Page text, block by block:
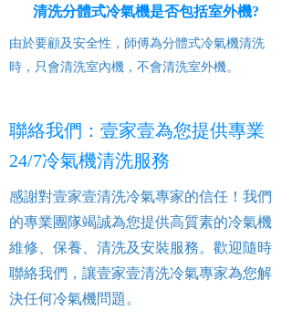
清洗分體式冷氣機是否包括室外機?
由於要顧及安全性，師傅為分體式冷氣機清洗
時，只會清洗室內機，不會清洗室外機。
聯絡我們：壹家壹為您提供專業
24/7冷氣機清洗服務
感謝對壹家壹清洗冷氣專家的信任！我們
的專業團隊竭誠為您提供高質素的冷氣機
維修、保養、清洗及安裝服務。歡迎隨時
聯絡我們，讓壹家壹清洗冷氣專家為您解
決任何冷氣機問題。